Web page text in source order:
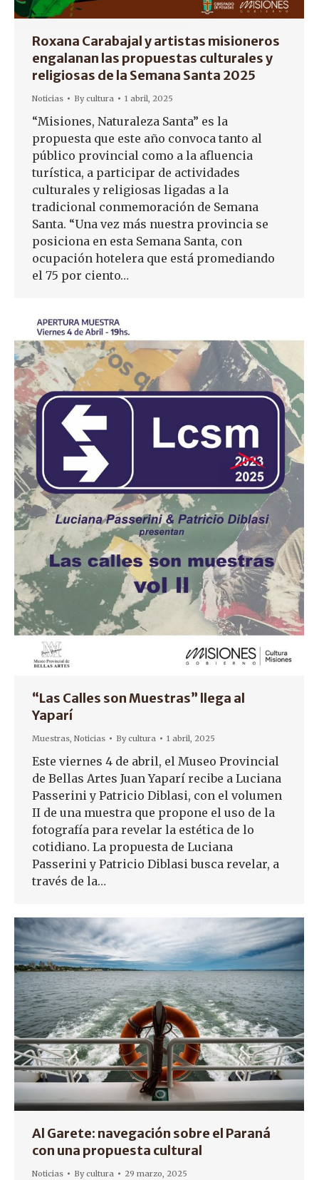
Roxana Carabajal y artistas misioneros
engalanan las propuestas culturales y
religiosas de la Semana Santa 2025
Noticias Bycultura 1 abril, 2025
“Misiones, Naturaleza Santa” es la
propuesta que este año convoca tanto al
público provincial como a la afluencia
turística, a participar de actividades
culturales y religiosas ligadas a la
tradicional conmemoración de Semana
Santa. “Una vez más nuestra provincia se
posiciona en esta Semana Santa, con
ocupación hotelera que está promediando
el 75 por ciento…
“Las Calles son Muestras” llega al
Yaparí
Muestras Noticias Bycultura 1 abril, 2025
Este viernes 4 de abril, el Museo Provincial
de Bellas Artes Juan Yaparí recibe a Luciana
Passerini y Patricio Diblasi, con el volumen
II de una muestra que propone el uso de la
fotografía para revelar la estética de lo
cotidiano. La propuesta de Luciana
Passerini y Patricio Diblasi busca revelar, a
través de la…
Al Garete: navegación sobre el Paraná
con una propuesta cultural
Noticias Bycultura 29 marzo, 2025